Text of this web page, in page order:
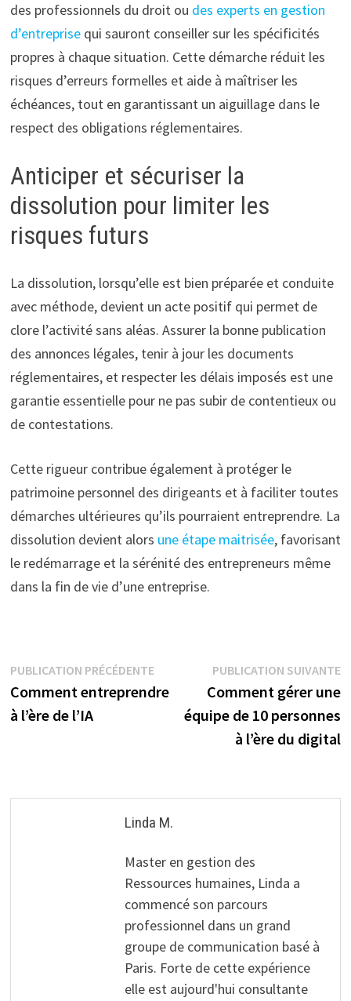
des professionnels du droit ou des experts en gestion
d’entreprisequi sauront conseiller sur les spécificités
propres à chaque situation. Cette démarche réduit les
risques d’erreurs formelles et aide à maîtriser les
échéances, tout en garantissant un aiguillage dans le
respect des obligations réglementaires.
Anticiper et sécuriser la
dissolution pour limiter les
risques futurs
La dissolution, lorsqu’elle est bien préparée et conduite
avec méthode, devient un acte positif qui permet de
clore l’activité sans aléas. Assurer la bonne publication
des annonces légales, tenir à jour les documents
réglementaires, et respecter les délais imposés est une
garantie essentielle pour ne pas subir de contentieux ou
de contestations.
Cette rigueur contribue également à protéger le
patrimoine personnel des dirigeants et à faciliter toutes
démarches ultérieures qu’ils pourraient entreprendre. La
dissolution devient alors une étape maitrisée, favorisant
le redémarrage et la sérénité des entrepreneurs même
dans la fin de vie d’une entreprise.
Navigation
de
PUBLICATION PRÉCÉDENTEPublication
précédente :
Comment entreprendre
à l’ère de l’IA
PUBLICATION SUIVANTE
Comment gérer une
équipe de 10 personnes
à l’ère du digital
Linda M.
Master en gestion des
Ressources humaines, Linda a
commencé son parcours
professionnel dans un grand
groupe de communication basé à
Paris. Forte de cette expérience
elle est aujourd'hui consultante